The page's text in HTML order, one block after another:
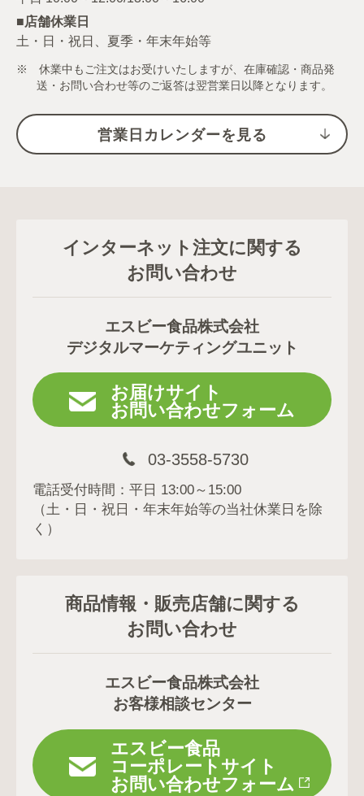
■店舗休業日
土・日・祝日、夏季・年末年始等
※ 休業中もご注文はお受けいたしますが、在庫確認・商品発
送・お問い合わせ等のご返答は翌営業日以降となります。
営業日カレンダーを見る
インターネット注文に関する
お問い合わせ
エスビー食品株式会社
デジタルマーケティングユニット
お届けサイト
お問い合わせフォーム
03-3558-5730
電話受付時間：平日 13:00～15:00
（土・日・祝日・年末年始等の当社休業日を除
く）
商品情報・販売店舗に関する
お問い合わせ
エスビー食品株式会社
お客様相談センター
エスビー食品
コーポレートサイト
お問い合わせフォーム